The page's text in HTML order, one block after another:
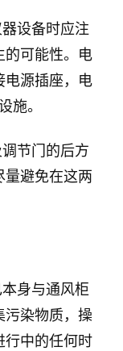
设备时应注
的可能性。电
电源插座，电
施。
节门的后方
量避免在这两
身与通风柜
污染物质，操
行中的任何时